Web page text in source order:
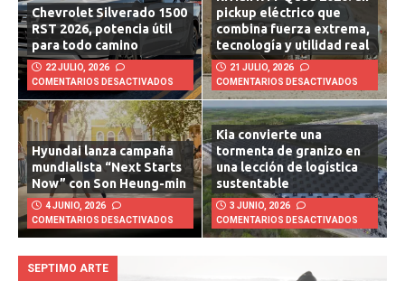
Chevrolet Silverado 1500
RST 2026, potencia útil
para todo camino
22 JULIO, 2026
COMENTARIOS DESACTIVADOS
Rivian R1T Quad 2026: un
pickup eléctrico que
combina fuerza extrema,
tecnología y utilidad real
21 JULIO, 2026
COMENTARIOS DESACTIVADOS
Hyundai lanza campaña
mundialista “Next Starts
Now” con Son Heung-min
4 JUNIO, 2026
COMENTARIOS DESACTIVADOS
Kia convierte una
tormenta de granizo en
una lección de logística
sustentable
3 JUNIO, 2026
COMENTARIOS DESACTIVADOS